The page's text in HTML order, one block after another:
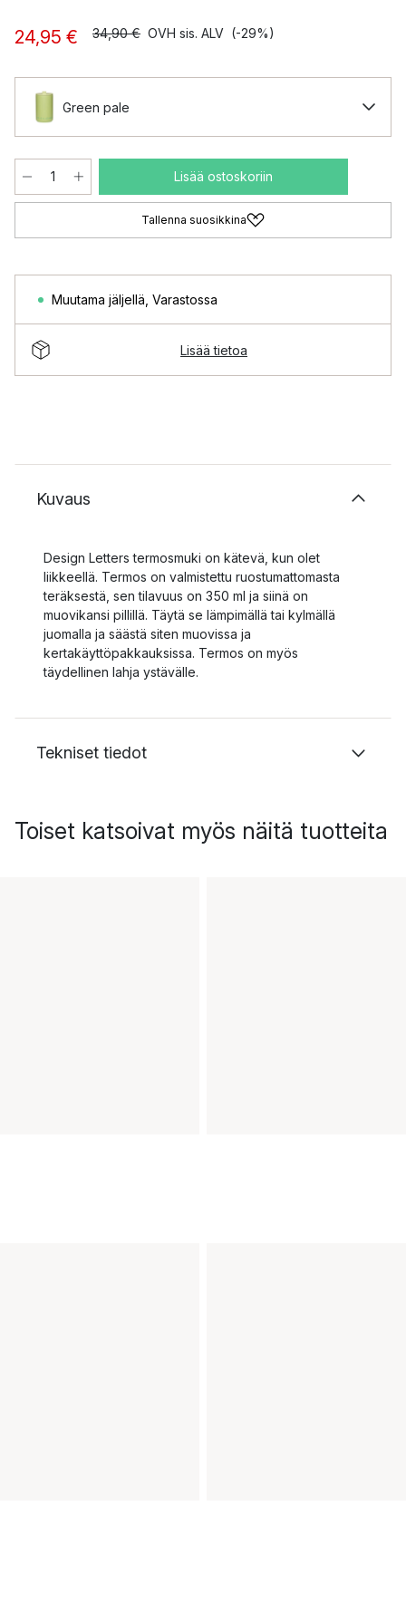
24,95 € 34,90 € OVH sis. ALV (-29%)
Green pale
Lisää ostoskoriin
Tallenna suosikkina
Muutama jäljellä Varastossa
Lisää tietoa
Kuvaus
Design Letters termosmuki on kätevä, kun olet
liikkeellä. Termos on valmistettu ruostumattomasta
teräksestä, sen tilavuus on 350 ml ja siinä on
muovikansi pillillä. Täytä se lämpimällä tai kylmällä
juomalla ja säästä siten muovissa ja
kertakäyttöpakkauksissa. Termos on myös
täydellinen lahja ystävälle.
Tekniset tiedot
Toiset katsoivat myös näitä tuotteita